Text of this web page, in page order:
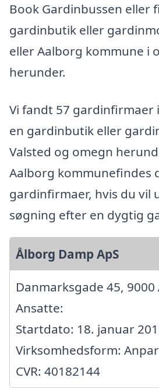
Book Gardinbussen eller
gardinbutik eller
eller Aalborg kommune i
herunder.
Vi fandt 57 gardinfirmaer
en gardinbutik eller
Valsted og omegn
Aalborg kommunefindes
gardinfirmaer, hvis du vil
søgning efter en dygtig
Ålborg Damp ApS
Danmarksgade 45, 9000
Ansatte:
Startdato: 18. januar
Virksomhedsform:
CVR: 40182144